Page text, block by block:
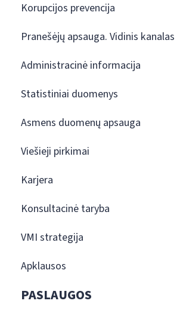
Korupcijos prevencija
Pranešėjų apsauga. Vidinis kanalas
Administracinė informacija
Statistiniai duomenys
Asmens duomenų apsauga
Viešieji pirkimai
Karjera
Konsultacinė taryba
VMI strategija
Apklausos
PASLAUGOS